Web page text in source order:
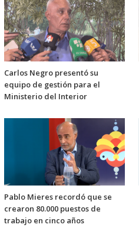
Carlos Negro presentó su
equipo de gestión para el
Ministerio del Interior
Pablo Mieres recordó que se
crearon 80.000 puestos de
trabajo en cinco años